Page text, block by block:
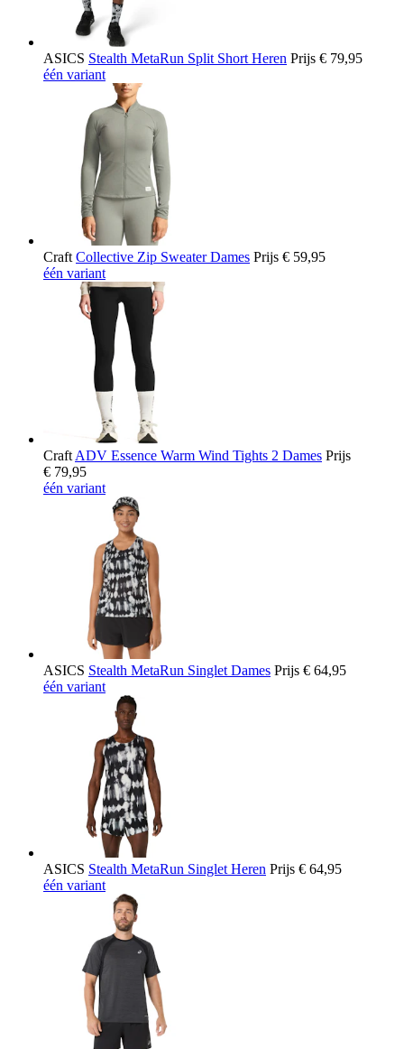
ASICS Stealth MetaRun Split Short Heren Prijs € 79,95
één variant
Craft Collective Zip Sweater Dames Prijs € 59,95
één variant
Craft ADV Essence Warm Wind Tights 2 Dames Prijs
€ 79,95
één variant
ASICS Stealth MetaRun Singlet Dames Prijs € 64,95
één variant
ASICS Stealth MetaRun Singlet Heren Prijs € 64,95
één variant